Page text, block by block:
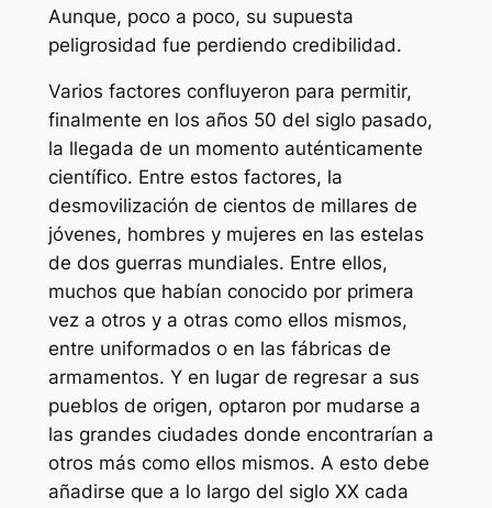
Aunque, poco a poco, su supuesta
peligrosidad fue perdiendo credibilidad.
Varios factores confluyeron para permitir,
finalmente en los años 50 del siglo pasado,
la llegada de un momento auténticamente
científico. Entre estos factores, la
desmovilización de cientos de millares de
jóvenes, hombres y mujeres en las estelas
de dos guerras mundiales. Entre ellos,
muchos que habían conocido por primera
vez a otros y a otras como ellos mismos,
entre uniformados o en las fábricas de
armamentos. Y en lugar de regresar a sus
pueblos de origen, optaron por mudarse a
las grandes ciudades donde encontrarían a
otros más como ellos mismos. A esto debe
añadirse que a lo largo del siglo XX cada